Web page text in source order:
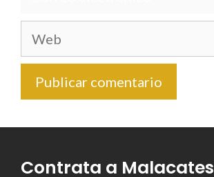
Web
Contrata a Malacates